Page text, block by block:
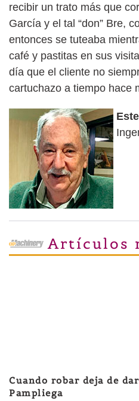
recibir un trato más que
García y el tal “don” Bre,
entonces se tuteaba
café y pastitas en sus
día que el cliente no
cartuchazo a tiempo hace
Artículos